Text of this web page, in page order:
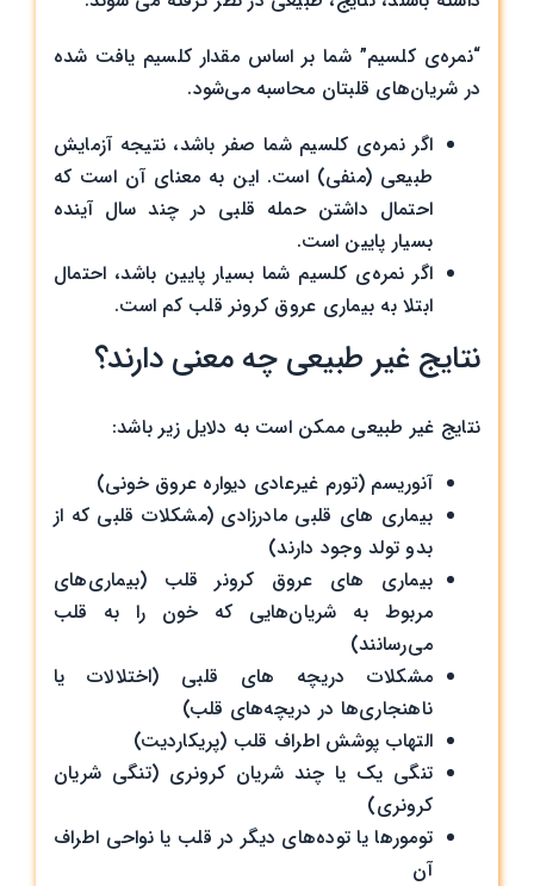
“نمره‌ی کلسیم” شما بر اساس مقدار کلسیم یافت شده
در شریان‌های قلبتان محاسبه می‌شود.
اگر نمره‌ی کلسیم شما صفر باشد، نتیجه آزمایش
طبیعی (منفی) است. این به معنای آن است که
احتمال داشتن حمله قلبی در چند سال آینده
بسیار پایین است.
اگر نمره‌ی کلسیم شما بسیار پایین باشد، احتمال
ابتلا به بیماری عروق کرونر قلب کم است.
نتایج غیر طبیعی چه معنی دارند؟
نتایج غیر طبیعی ممکن است به دلایل زیر باشد:
آنوریسم (تورم غیرعادی دیواره عروق خونی)
بیماری های قلبی مادرزادی (مشکلات قلبی که از
بدو تولد وجود دارند)
بیماری های عروق کرونر قلب (بیماری‌های
مربوط به شریان‌هایی که خون را به قلب
می‌رسانند)
مشکلات دریچه های قلبی (اختلالات یا
ناهنجاری‌ها در دریچه‌های قلب)
التهاب پوشش اطراف قلب (پریکاردیت)
تنگی یک یا چند شریان کرونری (تنگی شریان‌
کرونری)
تومورها یا توده‌های دیگر در قلب یا نواحی اطراف
آن